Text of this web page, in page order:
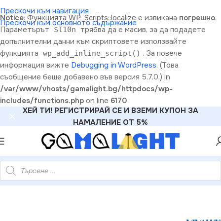
Notice: Функцията WP_Scripts::localize е извикана погрешно.
Параметърът
$l10n
трябва да е масив, за да подадете
допълнителни данни към скриптовете използвайте
функцията wp_add_inline_script() . За повече
информация вижте Debugging in WordPress. (Това
съобщение беше добавено във версия 5.7.0.) in
/var/www/vhosts/gamalight.bg/httpdocs/wp-
includes/functions.php on line 6170
Прескочи към навигация
Прескочи към основното съдържание
ХЕЙ ТИ! РЕГИСТРИРАЙ СЕ И ВЗЕМИ КУПОН ЗА
НАМАЛЕНИЕ ОТ 5%
»Vivalux VIV002601 Полилей NASTRO 19/8201 E27 IP20 220V